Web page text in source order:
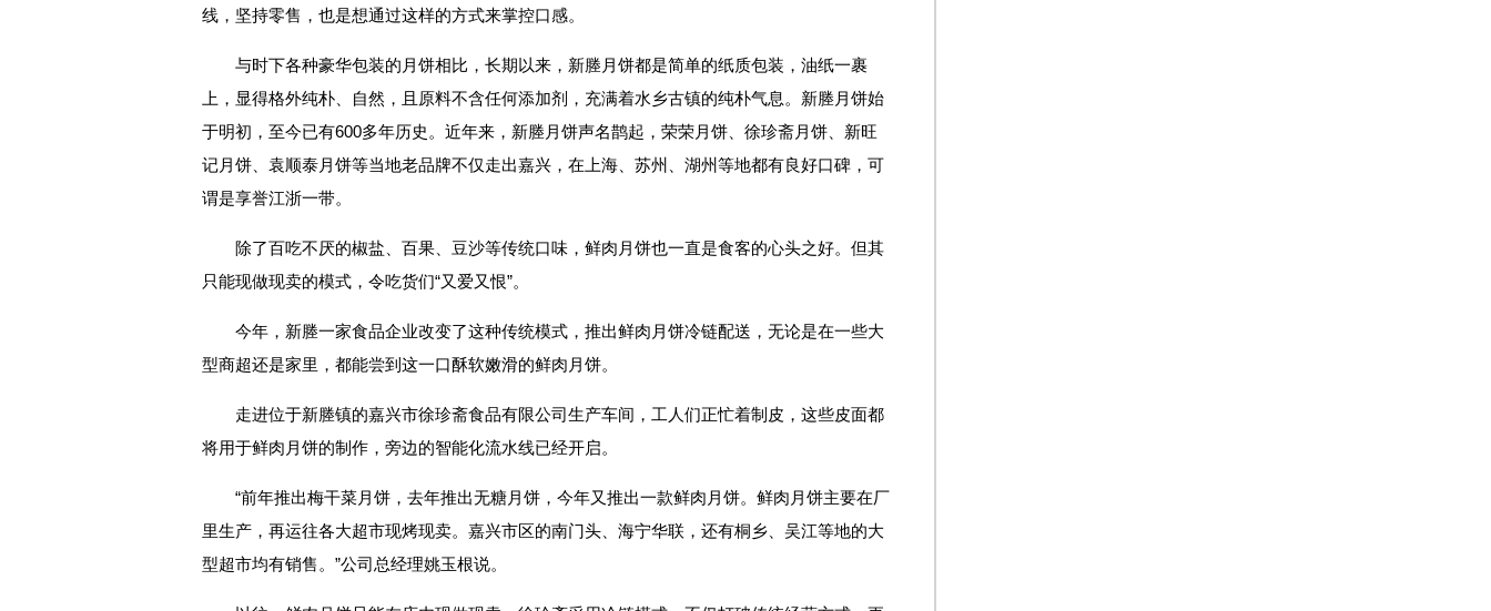
线，坚持零售，也是想通过这样的方式来掌控口感。
与时下各种豪华包装的月饼相比，长期以来，新塍月饼都是简单的纸质包装，油纸一裹
上，显得格外纯朴、自然，且原料不含任何添加剂，充满着水乡古镇的纯朴气息。新塍月饼始
于明初，至今已有600多年历史。近年来，新塍月饼声名鹊起，荣荣月饼、徐珍斋月饼、新旺
记月饼、袁顺泰月饼等当地老品牌不仅走出嘉兴，在上海、苏州、湖州等地都有良好口碑，可
谓是享誉江浙一带。
除了百吃不厌的椒盐、百果、豆沙等传统口味，鲜肉月饼也一直是食客的心头之好。但其
只能现做现卖的模式，令吃货们“又爱又恨”。
今年，新塍一家食品企业改变了这种传统模式，推出鲜肉月饼冷链配送，无论是在一些大
型商超还是家里，都能尝到这一口酥软嫩滑的鲜肉月饼。
走进位于新塍镇的嘉兴市徐珍斋食品有限公司生产车间，工人们正忙着制皮，这些皮面都
将用于鲜肉月饼的制作，旁边的智能化流水线已经开启。
“前年推出梅干菜月饼，去年推出无糖月饼，今年又推出一款鲜肉月饼。鲜肉月饼主要在厂
里生产，再运往各大超市现烤现卖。嘉兴市区的南门头、海宁华联，还有桐乡、吴江等地的大
型超市均有销售。”公司总经理姚玉根说。